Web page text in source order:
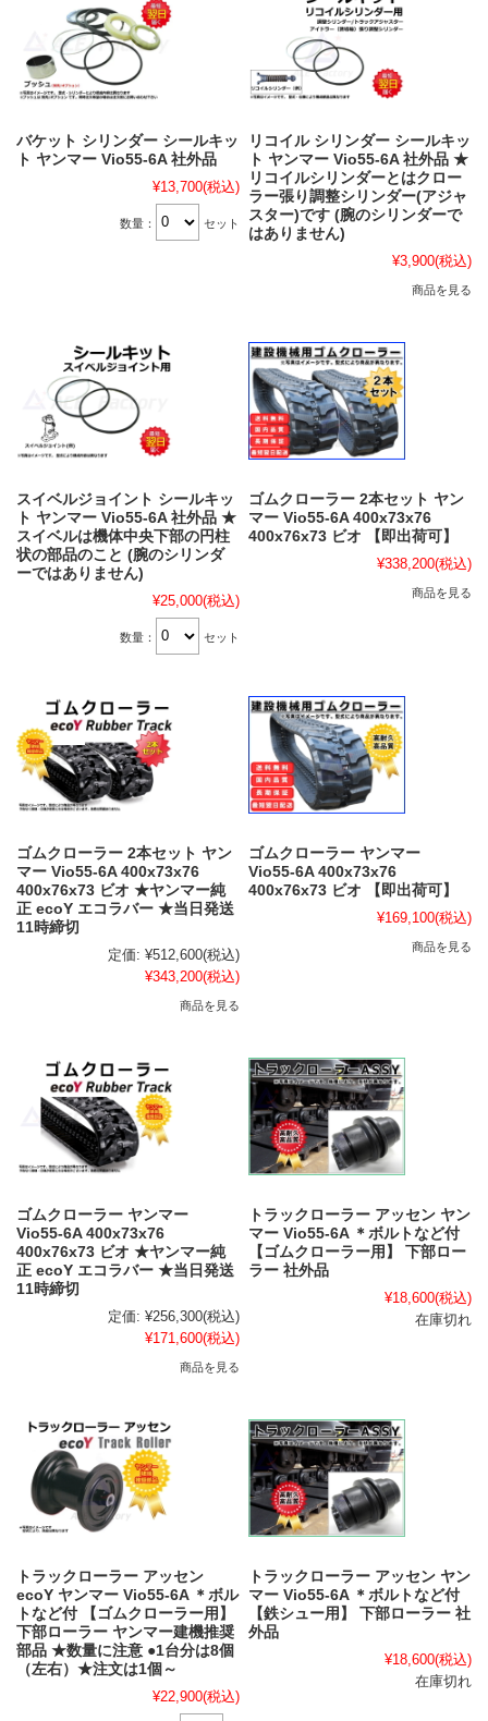
バケット シリンダー シールキッ
ト ヤンマー Vio55-6A 社外品
¥13,700(税込)
数量： セット
リコイル シリンダー シールキッ
ト ヤンマー Vio55-6A 社外品 ★
リコイルシリンダーとはクロー
ラー張り調整シリンダー(アジャ
スター)です (腕のシリンダーで
はありません)
¥3,900(税込)
商品を見る
スイベルジョイント シールキッ
ト ヤンマー Vio55-6A 社外品 ★
スイベルは機体中央下部の円柱
状の部品のこと (腕のシリンダ
ーではありません)
¥25,000(税込)
数量： セット
ゴムクローラー 2本セット ヤン
マー Vio55-6A 400x73x76
400x76x73 ビオ 【即出荷可】
¥338,200(税込)
商品を見る
ゴムクローラー 2本セット ヤン
マー Vio55-6A 400x73x76
400x76x73 ビオ ★ヤンマー純
正 ecoY エコラバー ★当日発送
11時締切
定価: ¥512,600(税込)
¥343,200(税込)
商品を見る
ゴムクローラー ヤンマー
Vio55-6A 400x73x76
400x76x73 ビオ 【即出荷可】
¥169,100(税込)
商品を見る
ゴムクローラー ヤンマー
Vio55-6A 400x73x76
400x76x73 ビオ ★ヤンマー純
正 ecoY エコラバー ★当日発送
11時締切
定価: ¥256,300(税込)
¥171,600(税込)
商品を見る
トラックローラー アッセン ヤン
マー Vio55-6A ＊ボルトなど付
【ゴムクローラー用】 下部ロー
ラー 社外品
¥18,600(税込)
在庫切れ
トラックローラー アッセン
ecoY ヤンマー Vio55-6A ＊ボル
トなど付 【ゴムクローラー用】
下部ローラー ヤンマー建機推奨
部品 ★数量に注意 ●1台分は8個
（左右）★注文は1個～
¥22,900(税込)
トラックローラー アッセン ヤン
マー Vio55-6A ＊ボルトなど付
【鉄シュー用】 下部ローラー 社
外品
¥18,600(税込)
在庫切れ